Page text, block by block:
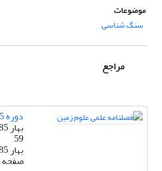
موضوعات
سنگ شناسی
مراجع
دوره 15، شماره 59
59
بهار 1385
صفحه